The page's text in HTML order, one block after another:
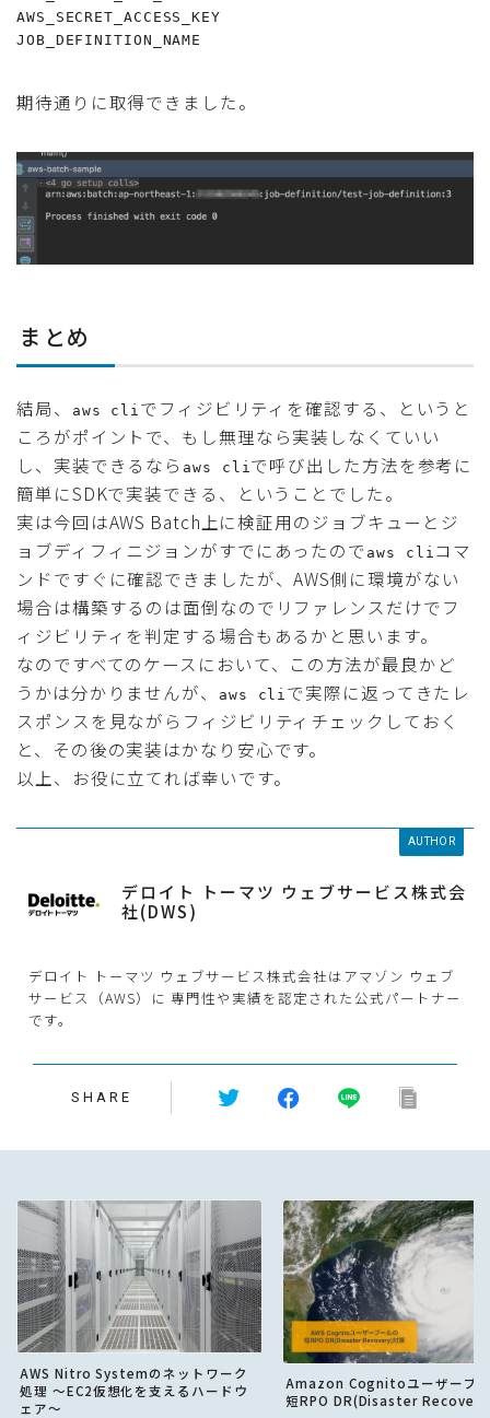
AWS_SECRET_ACCESS_KEY
JOB_DEFINITION_NAME
期待通りに取得できました。
まとめ
結局、 aws cli でフィジビリティを確認する、というと
ころがポイントで、もし無理なら実装しなくていい
し、実装できるなら aws cliで呼び出した方法を参考に
簡単にSDKで実装できる、ということでした。
実は今回はAWS Batch上に検証用のジョブキューとジ
ョブディフィニジョンがすでにあったので aws cli コマ
ンドですぐに確認できましたが、AWS側に環境がない
場合は構築するのは面倒なのでリファレンスだけでフ
ィジビリティを判定する場合もあるかと思います。
なのですべてのケースにおいて、この方法が最良かど
うかは分かりませんが、
aws cli で実際に返ってきたレ
スポンスを見ながらフィジビリティチェックしておく
と、その後の実装はかなり安心です。
以上、お役に立てれば幸いです。
AUTHOR
デロイト トーマツ ウェブサービス株式会
社(DWS)
デロイト トーマツ ウェブサービス株式会社はアマゾン ウェブ
サービス（AWS）に 専門性や実績を認定された公式パートナー
です。
SHARE
AWS Nitro Systemのネットワーク
処理 〜EC2仮想化を支えるハードウ
ェア〜
Amazon Cognitoユーザープ
短RPO DR(Disaster